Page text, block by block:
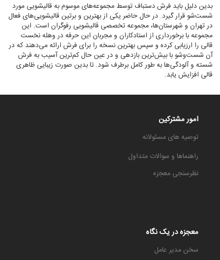
بدین دلیل باید فرش دستباف توسط مجموعه‌های موسوم به قالیشویی مورد
شست‌شو قرار گیرد. در حال حاضر یکی از بهترین و برتین قالیشویی‌های فعال
در تهران و شهرستان‌ها، مجموعه تخصصی قالیشویی رفوگران است. این
مجموعه با برخورداری از استادکاران و مجربان این حرفه در وهله نخست
قالی را ارزیابی کرده و سپس بهترین نسخه را برای فرش ارائه می‌دهند که در
آن شست‌وشو با بیش‌ترین بازدهی و در عین حال کم‌ترین آسیب به فرش
شسته‌ و آلودگی‌ها به طور کامل برطرف شود. تا بدین صورت زیبایی ظاهری
قالی افزایش یابد.
امور مشترکین
توصیه های مسئولانه
راهنماها و سوالات متداول
نظرسنجی معجزه
معجزه در یک نگاه
سخن مدیر عامل